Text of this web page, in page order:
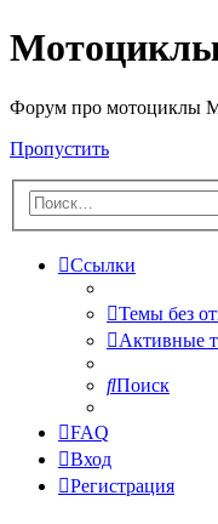
Форум про мотоциклы
Пропустить
Ссылки
Темы без
Активные
Поиск
FAQ
Вход
Регистрация